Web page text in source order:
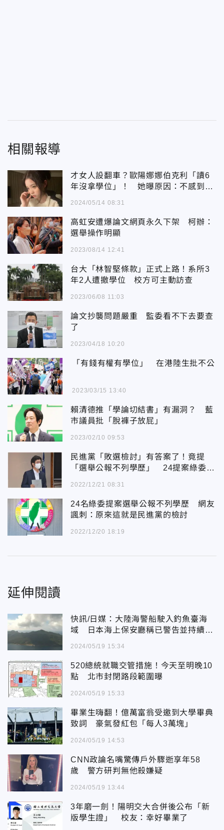
相關報導
才女人設翻車？歐陽娜娜伯克利「讀6
年沒拿學位」！ 她曝原因：不感到羞
2024/05/14 08:31
高虹安遭爆論文網頁永久下架 柯辦：
選舉操作明顯
2023/08/14 12:41
台大「林智堅條款」正式上路！系所3
年2人遭撤學位 校方可主動訪查
2023/06/08 11:03
論文抄襲問題嚴重 監委看不下去要查
了
2023/04/18 10:20
「有錢有權有學位」 在港陸生批不公
2023/03/15 13:40
賴清德推「學論切結書」有漏洞？ 藍
市議員批「脫褲子放屁」
2023/02/10 09:53
民進黨「敗選檢討」有答案了！竟提
「選舉公報不列學歷」 24提案綠委名
2022/12/21 08:31
24名綠委提案選舉公報不列學歷 網友
諷刺：原來這就是民進黨的檢討
2022/12/20 18:19
延伸閱讀
快訊/日媒：大陸海警船駛入釣魚臺海
域 日本海上保安廳稱已警告並持續監
2024/05/19 15:34
520總統就職交管措施！今天至明晚10
點 北市封閉路段範圍曝
2024/05/19 15:33
畢業生嗨翻！億萬富翁受邀到大學畢典
致詞 豪氣發紅包「每人3萬塊」
2024/05/19 14:53
CNN政論名嘴驚傳戶外驟逝享年58
歲 警方研判無他殺嫌疑
2024/05/19 13:44
3年磨一劍！陽明交大合併後公布「新
版學生證」 校友：幸好畢業了